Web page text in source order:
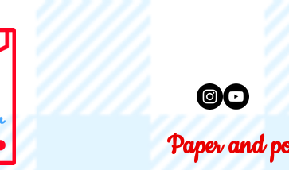
Paper and